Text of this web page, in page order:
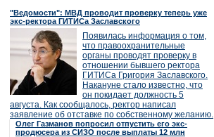
"Ведомости": МВД проводит проверку теперь уже
экс-ректора ГИТИСа Заславского
Появилась информация о том,
что правоохранительные
органы проводят проверку в
отношении бывшего ректора
ГИТИСа Григория Заславского.
Накануне стало известно, что
он покидает должность 5
августа. Как сообщалось, ректор написал
заявление об отставке по собственному желанию.
Олег Газманов попросил отпустить его экс-
продюсера из СИЗО после выплаты 12 млн